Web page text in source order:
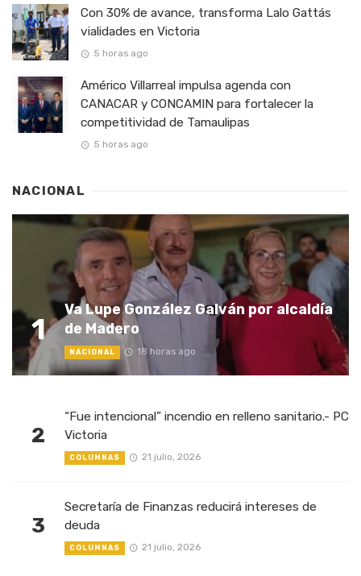
Con 30% de avance, transforma Lalo Gattás
vialidades en Victoria
5 horas ago
Américo Villarreal impulsa agenda con
CANACAR y CONCAMIN para fortalecer la
competitividad de Tamaulipas
5 horas ago
NACIONAL
1
Va Lupe González Galván por alcaldía
de Madero
NACIONAL 18 horas ago
2
“Fue intencional” incendio en relleno sanitario.- PC
Victoria
COLUMNAS 21 julio, 2026
3
Secretaría de Finanzas reducirá intereses de
deuda
COLUMNAS 21 julio, 2026